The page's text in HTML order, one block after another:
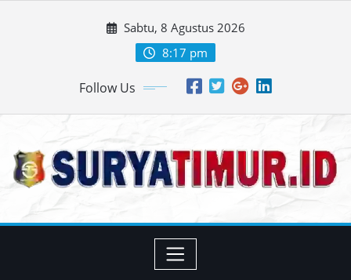
Sabtu, 8 Agustus 2026
8:17 pm
Follow Us